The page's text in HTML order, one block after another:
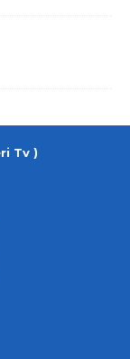
Tv )